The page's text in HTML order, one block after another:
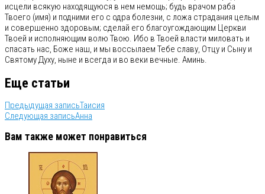
исцели всякую находящуюся в нем немощь; будь врачом раба
Твоего (имя) и подними его с одра болезни, с ложа страдания целым
и совершенно здоровым; сделай его благоугождающим Церкви
Твоей и исполняющим волю Твою. Ибо в Твоей власти миловать и
спасать нас, Боже наш, и мы воссылаем Тебе славу, Отцу и Сыну и
Святому Духу, ныне и всегда и во веки вечные. Аминь.
Еще статьи
Предыдущая записьТаисия
Следующая записьАнна
Вам также может понравиться